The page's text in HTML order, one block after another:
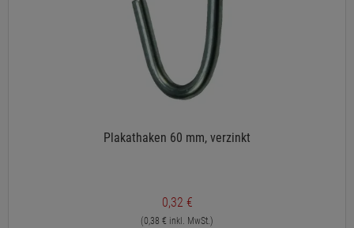
Plakathaken 60 mm, verzinkt
0,32 €
(0,38 € inkl. MwSt.)